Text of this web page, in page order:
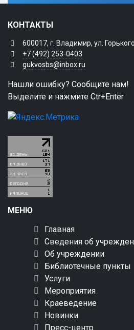
КОНТАКТЫ
600017, г. Владимир, ул.
+7 (492) 253-0403
gukvosbs@inbox.ru
Нашли ошибку? Сообщите нам!
Выделите и нажмите Ctr+Enter
МЕНЮ
Главная
Сведения об
Об учреждении
Библиотечные пункты
Услуги
Мероприятия
Краеведение
Новинки
Пресс-центр